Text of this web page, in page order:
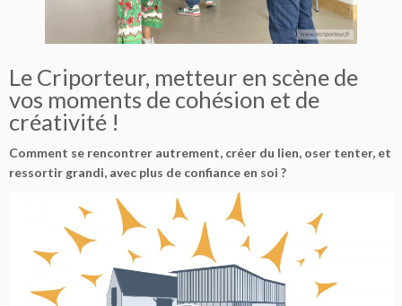
Le Criporteur, metteur en scène de
vos moments de cohésion et de
créativité !
Comment se rencontrer autrement, créer du lien, oser tenter, et
ressortir grandi, avec plus de confiance en soi ?